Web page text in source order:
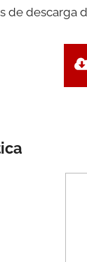
de descarga